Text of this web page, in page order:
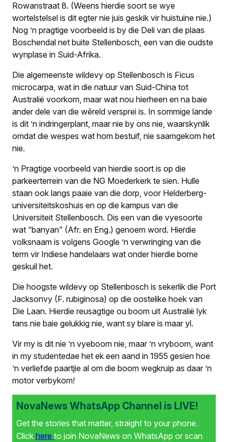
Rowanstraat 8. (Weens hierdie soort se wye
wortelstelsel is dit egter nie juis geskik vir huistuine nie.)
Nog ’n pragtige voorbeeld is by die Deli van die plaas
Boschendal net buite Stellenbosch, een van die oudste
wynplase in Suid-Afrika.
Die algemeenste wildevy op Stellenbosch is Ficus
microcarpa, wat in die natuur van Suid-China tot
Australië voorkom, maar wat nou hierheen en na baie
ander dele van die wêreld versprei is. In sommige lande
is dit ’n indringerplant, maar nie by ons nie, waarskynlik
omdat die wespes wat hom bestuif, nie saamgekom het
nie.
’n Pragtige voorbeeld van hierdie soort is op die
parkeerterrein van die NG Moederkerk te sien. Hulle
staan ook langs paaie van die dorp, voor Helderberg-
universiteitskoshuis en op die kampus van die
Universiteit Stellenbosch. Dis een van die vyesoorte
wat “banyan” (Afr. en Eng.) genoem word. Hierdie
volksnaam is volgens Google ’n verwringing van die
term vir Indiese handelaars wat onder hierdie bome
geskuil het.
Die hoogste wildevy op Stellenbosch is sekerlik die Port
Jacksonvy (F. rubiginosa) op die oostelike hoek van
Die Laan. Hierdie reusagtige ou boom uit Australië lyk
tans nie baie gelukkig nie, want sy blare is maar yl.
Vir my is dit nie ’n vyeboom nie, maar ’n vryboom, want
in my studentedae het ek een aand in 1955 gesien hoe
’n verliefde paartjie al om die boom wegkruip as daar ’n
motor verbykom!
NovaNews WhatsApp Channel is LIVE!
Get the stories that matter, straight to your phone.
Click here to join NovaNews on WhatsApp or scan